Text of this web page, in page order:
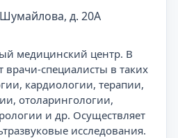
д. 20А
медицинский центр. В
специалисты в таких
кардиологии, терапии,
отоларингологии,
и др. Осуществляет
исследования.